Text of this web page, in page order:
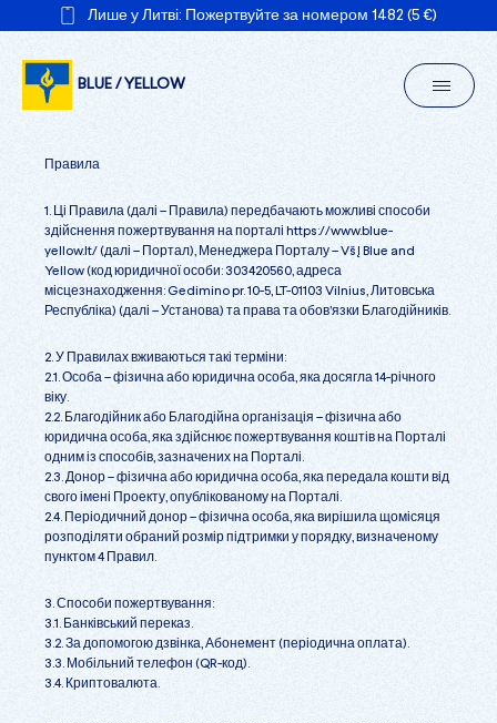
Лише у Литві: Пожертвуйте за номером 1482 (5 €)
BLUE / YELLOW
Правила
1. Ці Правила (далі – Правила) передбачають можливі способи
здійснення пожертвування на порталі https://www.blue-
yellow.lt/(далі – Портал), Менеджера Порталу – VšĮ Blue and
Yellow (код юридичної особи: 303420560, адреса
місцезнаходження: Gedimino pr. 10-5, LT-01103 Vilnius, Литовська
Республіка) (далі – Установа) та права та обов’язки Благодійників.
2. У Правилах вживаються такі терміни:
2.1. Особа – фізична або юридична особа, яка досягла 14-річного
віку.
2.2. Благодійник або Благодійна організація – фізична або
юридична особа, яка здійснює пожертвування коштів на Порталі
одним із способів, зазначених на Порталі.
2.3. Донор – фізична або юридична особа, яка передала кошти від
свого імені Проекту, опублікованому на Порталі.
2.4. Періодичний донор – фізична особа, яка вирішила щомісяця
розподіляти обраний розмір підтримки у порядку, визначеному
пунктом 4 Правил.
3. Способи пожертвування:
3.1. Банківський переказ.
3.2. За допомогою дзвінка, Абонемент (періодична оплата).
3.3. Мобільний телефон (QR-код).
3.4. Криптовалюта.